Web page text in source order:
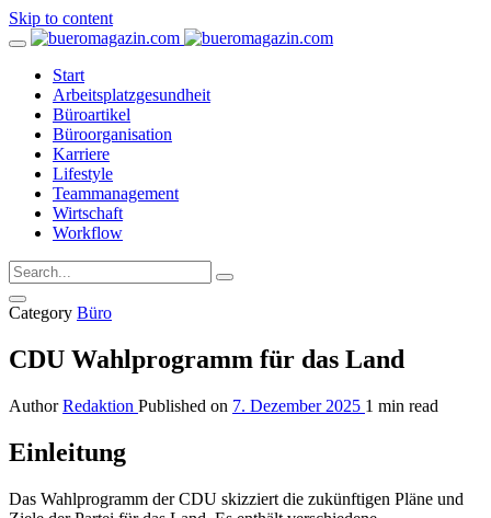
Skip to content
Start
Arbeitsplatzgesundheit
Büroartikel
Büroorganisation
Karriere
Lifestyle
Teammanagement
Wirtschaft
Workflow
Category Büro
CDU Wahlprogramm für das Land
Author Redaktion Published on 7. Dezember 2025 1 min read
Einleitung
Das Wahlprogramm der CDU skizziert die zukünftigen Pläne und